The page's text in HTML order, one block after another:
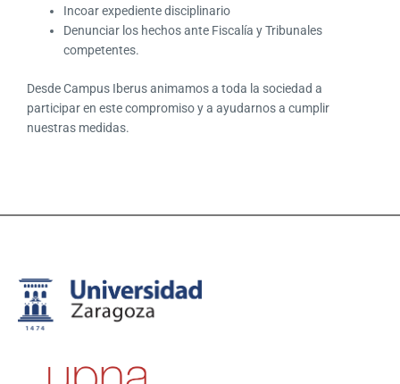
Incoar expediente disciplinario
Denunciar los hechos ante Fiscalía y Tribunales
competentes.
Desde Campus Iberus animamos a toda la sociedad a
participar en este compromiso y a ayudarnos a cumplir
nuestras medidas.